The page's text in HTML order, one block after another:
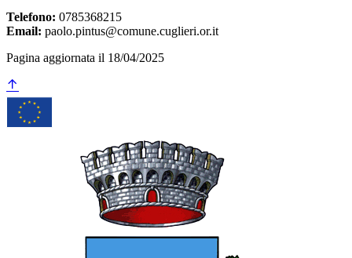
Telefono: 0785368215
Email: paolo.pintus@comune.cuglieri.or.it
Pagina aggiornata il 18/04/2025